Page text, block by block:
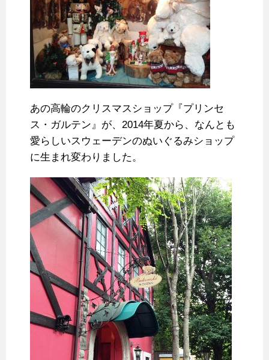
あの高輪のクリスマスショップ『プリンセ
ス・ガルテン』が、2014年夏から、なんとも
愛らしいスウェーデンのぬいぐるみショップ
に生まれ変わりました。